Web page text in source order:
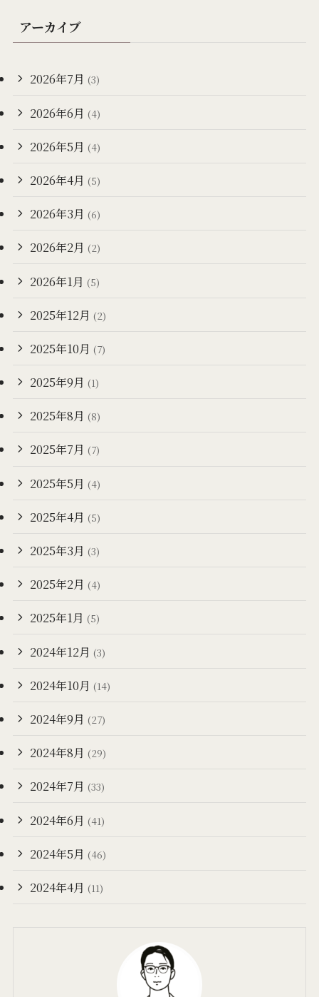
アーカイブ
2026年7月 (3)
2026年6月 (4)
2026年5月 (4)
2026年4月 (5)
2026年3月 (6)
2026年2月 (2)
2026年1月 (5)
2025年12月 (2)
2025年10月 (7)
2025年9月 (1)
2025年8月 (8)
2025年7月 (7)
2025年5月 (4)
2025年4月 (5)
2025年3月 (3)
2025年2月 (4)
2025年1月 (5)
2024年12月 (3)
2024年10月 (14)
2024年9月 (27)
2024年8月 (29)
2024年7月 (33)
2024年6月 (41)
2024年5月 (46)
2024年4月 (11)